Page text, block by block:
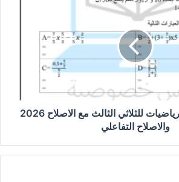
فرض تأليفي في الرياضيات للثلاثي الثالث مع الاصلاح 2026
والاصلاح التفاعلي